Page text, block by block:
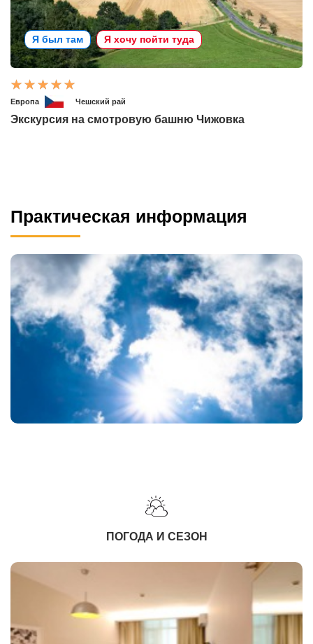
Я был там Я хочу пойти туда
Европа Чешский рай
Экскурсия на смотровую башню Чижовка
Практическая информация
ПОГОДА И СЕЗОН